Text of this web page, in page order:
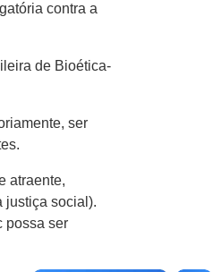
contra a
de Bioética-
ser
atraente,
justiça social).
possa ser